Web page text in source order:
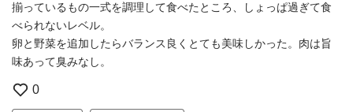
揃っているもの一式を調理して食べたところ、しょっぱ過ぎて食
べられないレベル。
卵と野菜を追加したらバランス良くとても美味しかった。肉は旨
味あって臭みなし。
0